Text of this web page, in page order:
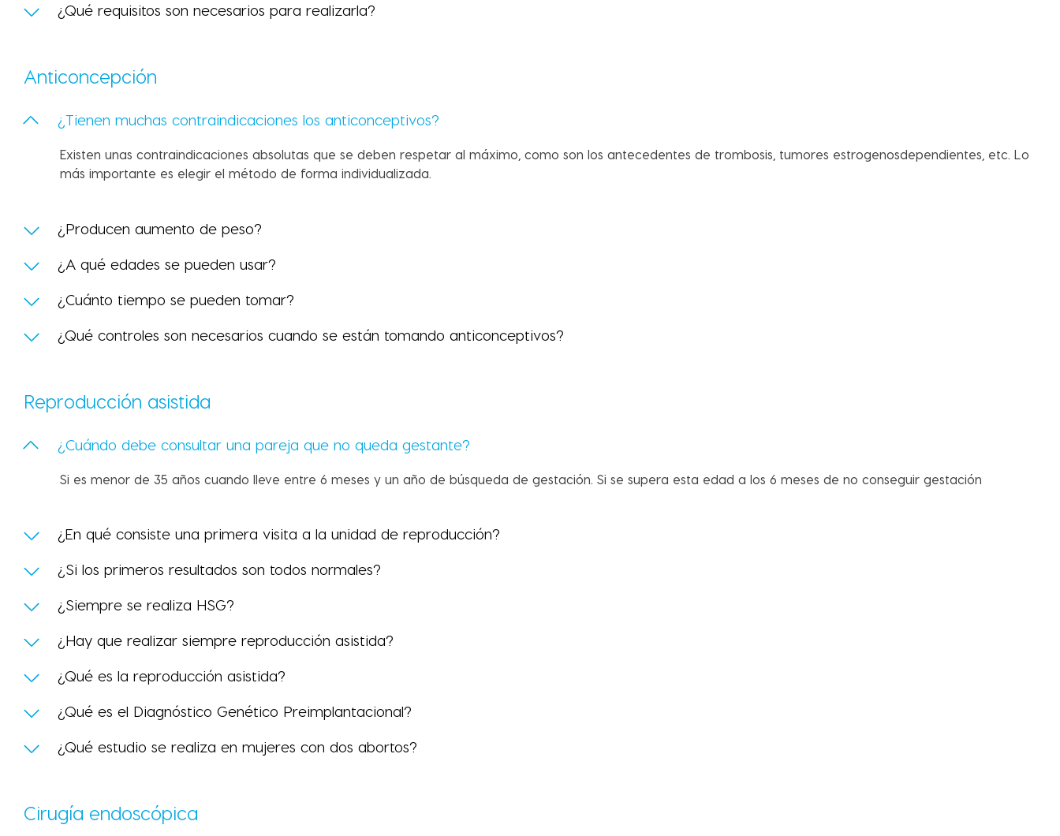
¿Qué requisitos son necesarios para realizarla?
Anticoncepción
¿Tienen muchas contraindicaciones los anticonceptivos?
Existen unas contraindicaciones absolutas que se deben respetar al máximo, como son los antecedentes de trombosis, tumores estrogenosdependientes, etc. Lo
más importante es elegir el método de forma individualizada.
¿Producen aumento de peso?
¿A qué edades se pueden usar?
¿Cuánto tiempo se pueden tomar?
¿Qué controles son necesarios cuando se están tomando anticonceptivos?
Reproducción asistida
¿Cuándo debe consultar una pareja que no queda gestante?
Si es menor de 35 años cuando lleve entre 6 meses y un año de búsqueda de gestación. Si se supera esta edad a los 6 meses de no conseguir gestación
¿En qué consiste una primera visita a la unidad de reproducción?
¿Si los primeros resultados son todos normales?
¿Siempre se realiza HSG?
¿Hay que realizar siempre reproducción asistida?
¿Qué es la reproducción asistida?
¿Qué es el Diagnóstico Genético Preimplantacional?
¿Qué estudio se realiza en mujeres con dos abortos?
Cirugía endoscópica